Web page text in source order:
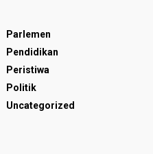
Parlemen
Pendidikan
Peristiwa
Politik
Uncategorized